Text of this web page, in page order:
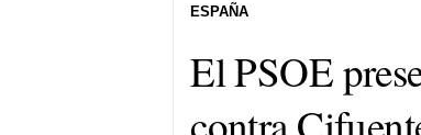
El PSOE
contra
ESPAÑA